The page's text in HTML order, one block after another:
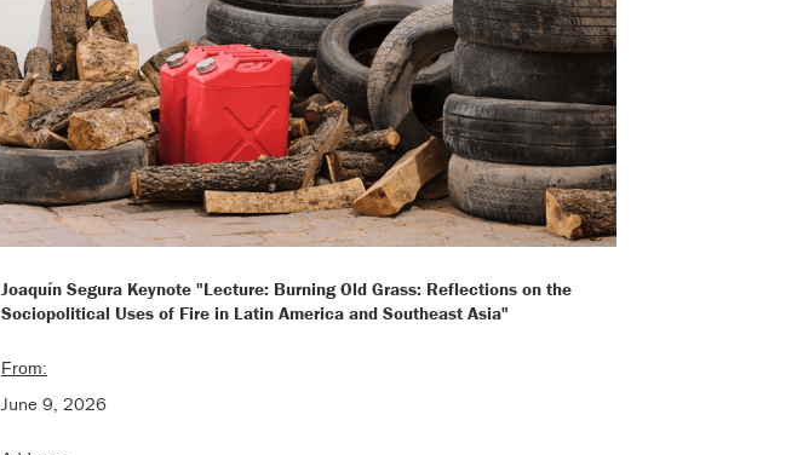
Joaquín Segura Keynote "Lecture: Burning Old Grass: Reflections on the
Sociopolitical Uses of Fire in Latin America and Southeast Asia"
From:
June 9, 2026